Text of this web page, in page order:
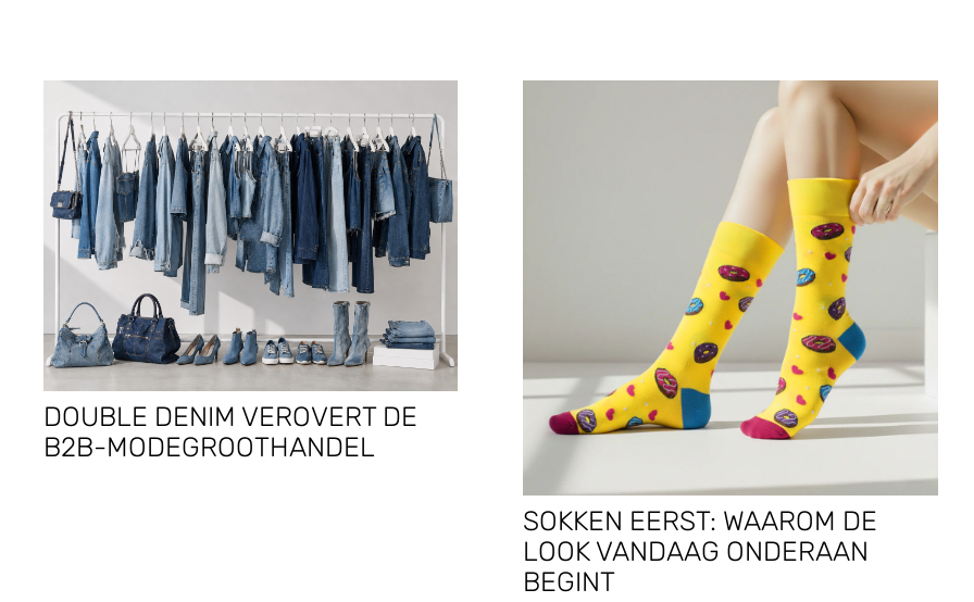
DOUBLE DENIM VEROVERT DE
B2B-MODEGROOTHANDEL
SOKKEN EERST: WAAROM DE
LOOK VANDAAG ONDERAAN
BEGINT